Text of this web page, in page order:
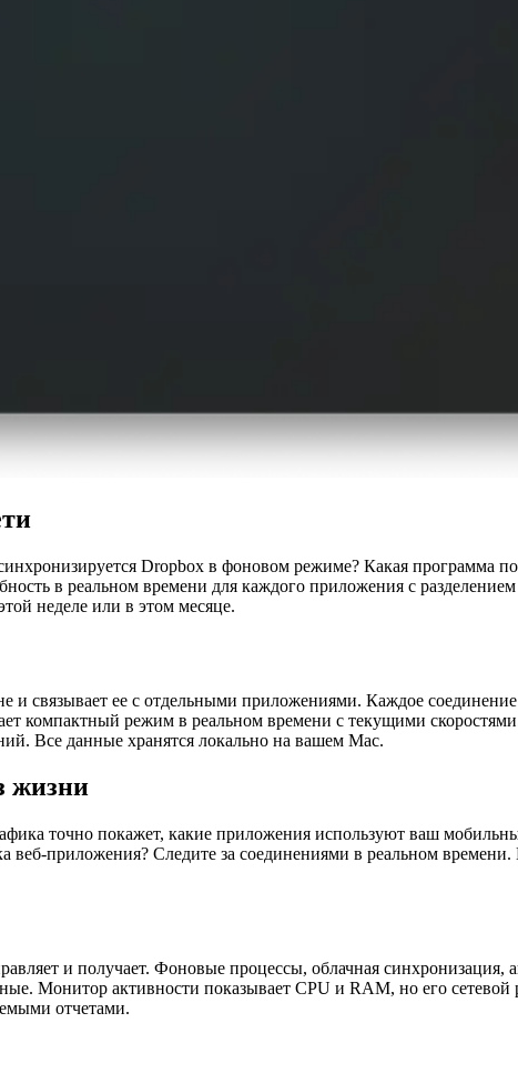
Dropbox в фоновом режиме? Какая программа
в реальном времени для каждого приложения с
неделе или в этом месяце.
и связывает ее с отдельными приложениями. Каждое
компактный режим в реальном времени с текущими
Все данные хранятся локально на вашем Mac.
жизни
точно покажет, какие приложения используют ваш
приложения? Следите за соединениями в реальном
и получает. Фоновые процессы, облачная синхронизация,
Монитор активности показывает CPU и RAM, но его
отчетами.